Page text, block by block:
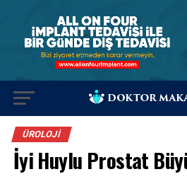
ÜROLOJI
İyi Huylu Prostat